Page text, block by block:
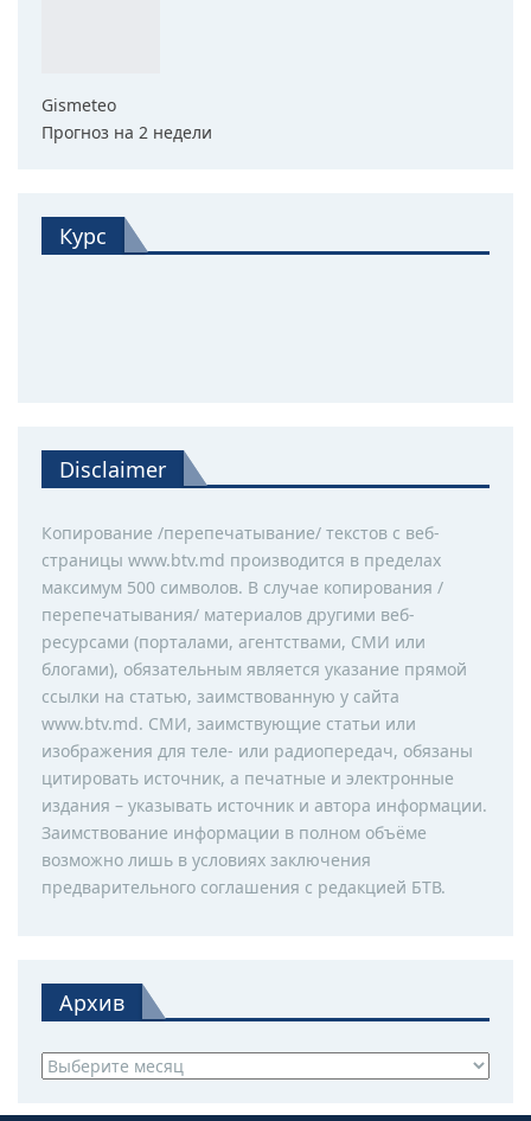
Gismeteo
Прогноз на 2 недели
Курс
Disclaimer
Копирование /перепечатывание/ текстов с веб-
страницы www.btv.md производится в пределах
максимум 500 символов. В случае копирования /
перепечатывания/ материалов другими веб-
ресурсами (порталами, агентствами, СМИ или
блогами), обязательным является указание прямой
ссылки на статью, заимствованную у сайта
www.btv.md. СМИ, заимствующие статьи или
изображения для теле- или радиопередач, обязаны
цитировать источник, а печатные и электронные
издания – указывать источник и автора информации.
Заимствование информации в полном объёме
возможно лишь в условиях заключения
предварительного соглашения с редакцией БТВ.
Архив
Архив